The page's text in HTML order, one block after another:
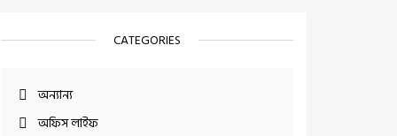
CATEGORIES
অন্যান্য
অফিস লাইফ